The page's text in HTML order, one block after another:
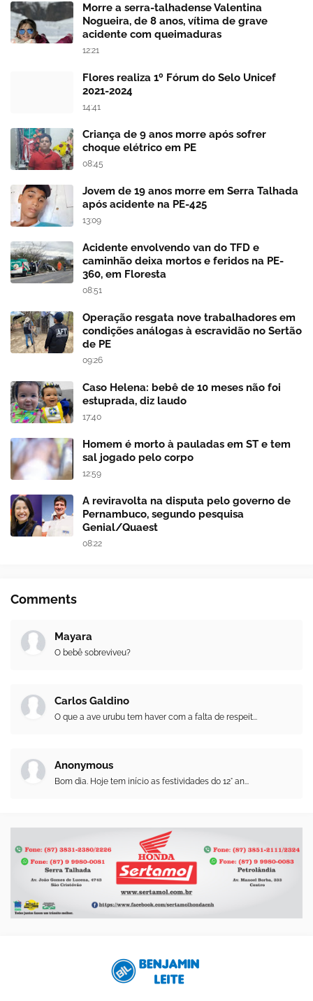
Morre a serra-talhadense Valentina
Nogueira, de 8 anos, vítima de grave
acidente com queimaduras
12:21
Flores realiza 1º Fórum do Selo Unicef
2021-2024
14:41
Criança de 9 anos morre após sofrer
choque elétrico em PE
08:45
Jovem de 19 anos morre em Serra Talhada
após acidente na PE-425
13:09
Acidente envolvendo van do TFD e
caminhão deixa mortos e feridos na PE-
360, em Floresta
08:51
Operação resgata nove trabalhadores em
condições análogas à escravidão no Sertão
de PE
09:26
Caso Helena: bebê de 10 meses não foi
estuprada, diz laudo
17:40
Homem é morto à pauladas em ST e tem
sal jogado pelo corpo
12:59
A reviravolta na disputa pelo governo de
Pernambuco, segundo pesquisa
Genial/Quaest
08:22
Comments
Mayara
O bebê sobreviveu?
Carlos Galdino
O que a ave urubu tem haver com a falta de respeit...
Anonymous
Bom dia. Hoje tem início as festividades do 12° an...